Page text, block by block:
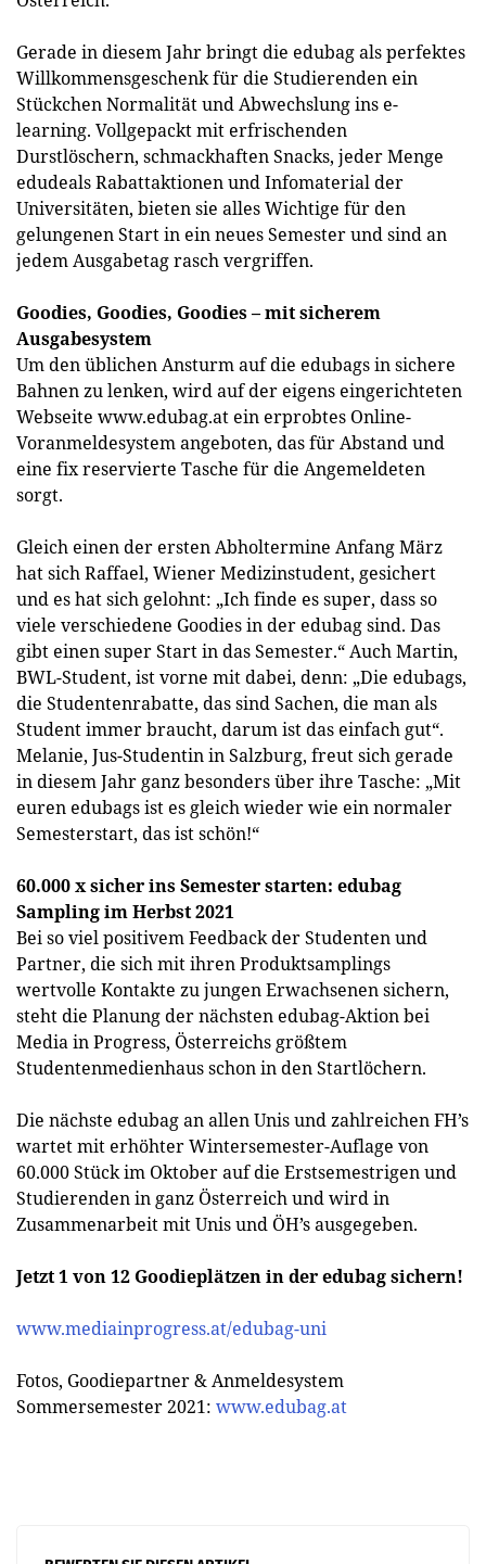
Gerade in diesem Jahr bringt die edubag als perfektes
Willkommensgeschenk für die Studierenden ein
Stückchen Normalität und Abwechslung ins e-
learning. Vollgepackt mit erfrischenden
Durstlöschern, schmackhaften Snacks, jeder Menge
edudeals Rabattaktionen und Infomaterial der
Universitäten, bieten sie alles Wichtige für den
gelungenen Start in ein neues Semester und sind an
jedem Ausgabetag rasch vergriffen.
Goodies, Goodies, Goodies – mit sicherem
Ausgabesystem
Um den üblichen Ansturm auf die edubags in sichere
Bahnen zu lenken, wird auf der eigens eingerichteten
Webseite www.edubag.at ein erprobtes Online-
Voranmeldesystem angeboten, das für Abstand und
eine fix reservierte Tasche für die Angemeldeten
sorgt.
Gleich einen der ersten Abholtermine Anfang März
hat sich Raffael, Wiener Medizinstudent, gesichert
und es hat sich gelohnt: „Ich finde es super, dass so
viele verschiedene Goodies in der edubag sind. Das
gibt einen super Start in das Semester.“ Auch Martin,
BWL-Student, ist vorne mit dabei, denn: „Die edubags,
die Studentenrabatte, das sind Sachen, die man als
Student immer braucht, darum ist das einfach gut“.
Melanie, Jus-Studentin in Salzburg, freut sich gerade
in diesem Jahr ganz besonders über ihre Tasche: „Mit
euren edubags ist es gleich wieder wie ein normaler
Semesterstart, das ist schön!“
60.000 x sicher ins Semester starten: edubag
Sampling im Herbst 2021
Bei so viel positivem Feedback der Studenten und
Partner, die sich mit ihren Produktsamplings
wertvolle Kontakte zu jungen Erwachsenen sichern,
steht die Planung der nächsten edubag-Aktion bei
Media in Progress, Österreichs größtem
Studentenmedienhaus schon in den Startlöchern.
Die nächste edubag an allen Unis und zahlreichen FH’s
wartet mit erhöhter Wintersemester-Auflage von
60.000 Stück im Oktober auf die Erstsemestrigen und
Studierenden in ganz Österreich und wird in
Zusammenarbeit mit Unis und ÖH’s ausgegeben.
Jetzt 1 von 12 Goodieplätzen in der edubag sichern!
www.mediainprogress.at/edubag-uni
Fotos, Goodiepartner & Anmeldesystem
Sommersemester 2021: www.edubag.at